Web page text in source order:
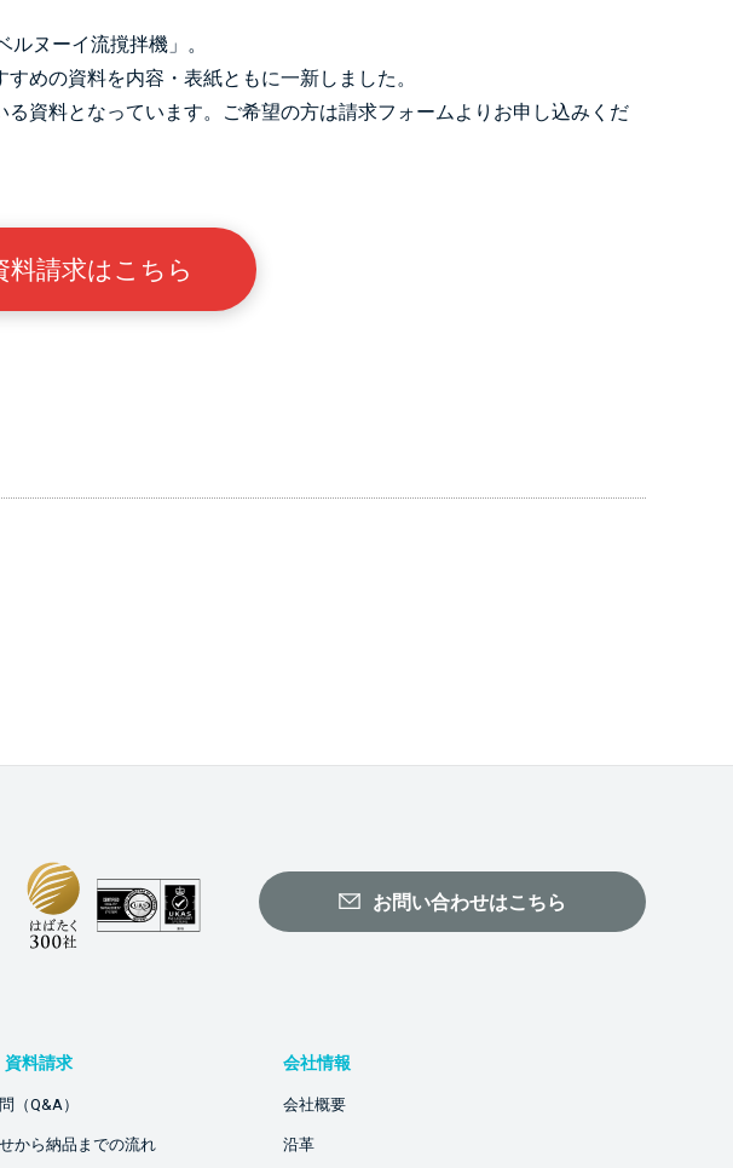
ルヌーイ流撹拌機」。
めの資料を内容・表紙ともに一新しました。
資料となっています。ご希望の方は請求フォームよりお申し込みくだ
料請求はこちら
お問い合わせはこちら
資料請求
（Q&A）
から納品までの流れ
会社情報
会社概要
沿革